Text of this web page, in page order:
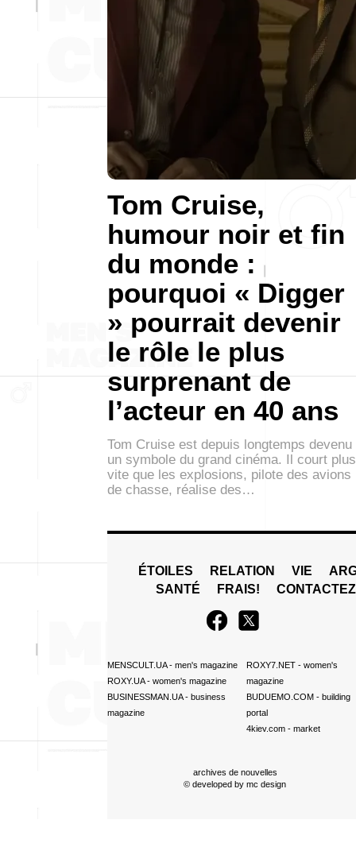
Tom Cruise,
humour noir et fin
du monde :
pourquoi « Digger
» pourrait devenir
le rôle le plus
surprenant de
l’acteur en 40 ans
Tom Cruise est depuis longtemps devenu
un symbole du grand cinéma. Il court plus
vite que les explosions, pilote des avions
de chasse, réalise des…
ÉTOILES RELATION VIE
SANTÉ
FRAIS!
MENSCULT.UA- men's magazine
ROXY.UA- women's magazine
BUSINESSMAN.UA- business
magazine
ROXY7.NET- women's
magazine
BUDUEMO.COM- building
portal
4kiev.com- market
archives de nouvelles
© developed by mc design